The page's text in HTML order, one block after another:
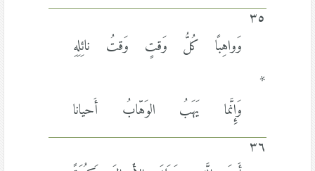
٣٥
وَواهِبًا كُلُّ وَقتٍ وَقتُ نائِلِهِ
*
وَإِنَّما يَهَبُ الوَهّابُ أَحيانا
٣٦